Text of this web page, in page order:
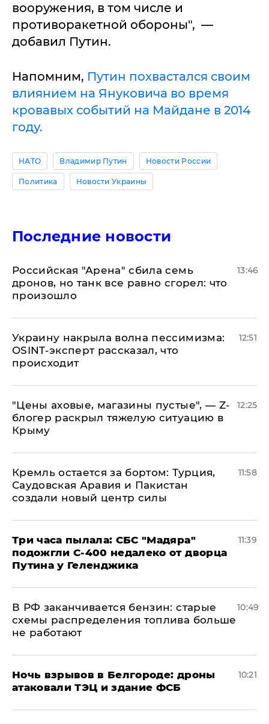
вооружения, в том числе и
противоракетной обороны", —
добавил Путин.
Напомним, Путин похвастался своим
влиянием на Януковича во время
кровавых событий на Майдане в 2014
году.
НАТО Владимир Путин Новости России
Политика Новости Украины
Последние новости
​Российская "Арена" сбила семь
дронов, но танк все равно сгорел: что
произошло
13:46
​Украину накрыла волна пессимизма:
OSINT-эксперт рассказал, что
происходит
12:51
​"Цены аховые, магазины пустые", — Z-
блогер раскрыл тяжелую ситуацию в
Крыму
12:25
​Кремль остается за бортом: Турция,
Саудовская Аравия и Пакистан
создали новый центр силы
11:58
Три часа пылала: СБС "Мадяра"
подожгли С-400 недалеко от дворца
Путина у Геленджика
11:39
​В РФ заканчивается бензин: старые
схемы распределения топлива больше
не работают
10:49
​Ночь взрывов в Белгороде: дроны
атаковали ТЭЦ и здание ФСБ
10:21